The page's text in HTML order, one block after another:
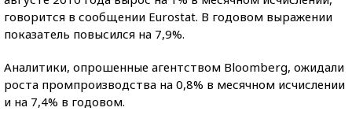
говорится в сообщении Eurostat. В годовом выражении
показатель повысился на 7,9%.
Аналитики, опрошенные агентством Bloomberg, ожидали
роста промпроизводства на 0,8% в месячном исчислении
и на 7,4% в годовом.